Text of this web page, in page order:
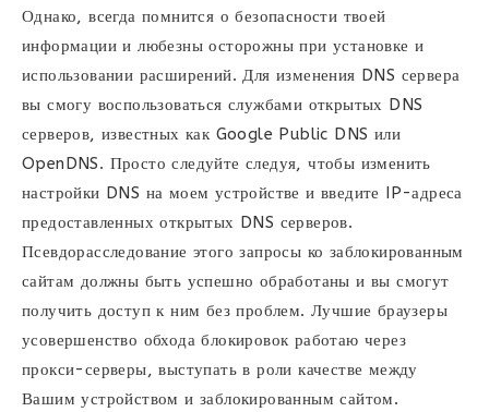
Однако, всегда помнится о безопасности твоей
информации и любезны осторожны при установке и
использовании расширений. Для изменения DNS сервера
вы смогу воспользоваться службами открытых DNS
серверов, известных как Google Public DNS или
OpenDNS. Просто следуйте следуя, чтобы изменить
настройки DNS на моем устройстве и введите IP-адреса
предоставленных открытых DNS серверов.
Псевдорасследование этого запросы ко заблокированным
сайтам должны быть успешно обработаны и вы смогут
получить доступ к ним без проблем. Лучшие браузеры
усовершенство обхода блокировок работаю через
прокси-серверы, выступать в роли качестве между
Вашим устройством и заблокированным сайтом.